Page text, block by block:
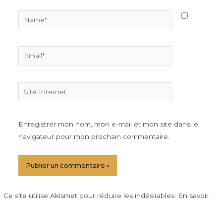
Site
Internet
Enregistrer mon nom, mon e-mail et mon site dans le
navigateur pour mon prochain commentaire.
Ce site utilise Akismet pour réduire les indésirables. En savoir